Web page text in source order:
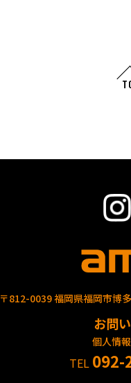
〒812-0039 福岡県福岡市博
お問
個人情
TEL 092-